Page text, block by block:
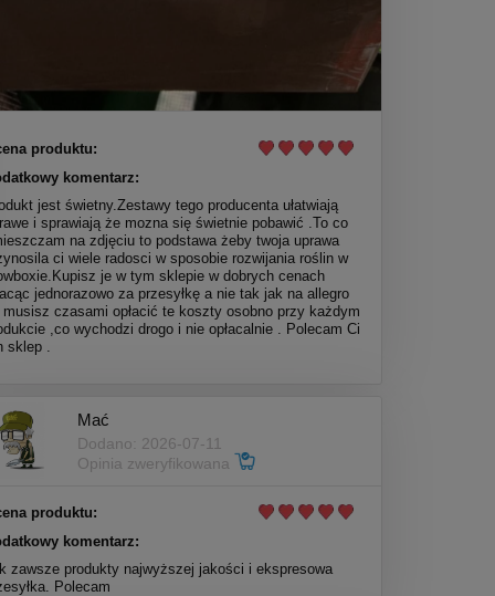
produktu:
komentarz:
jest świetny.Zestawy tego producenta ułatwiają
i sprawiają że mozna się świetnie pobawić .To co
na zdjęciu to podstawa żeby twoja uprawa
ci wiele radosci w sposobie rozwijania roślin w
je w tym sklepie w dobrych cenach
jednorazowo za przesyłkę a nie tak jak na allegro
musisz czasami opłacić te koszty osobno przy każdym
,co wychodzi drogo i nie opłacalnie . Polecam Ci
sklep .
Mać
Dodano: 2026-07-11
Opinia zweryfikowana
produktu:
komentarz:
zawsze produkty najwyższej jakości i ekspresowa
Polecam